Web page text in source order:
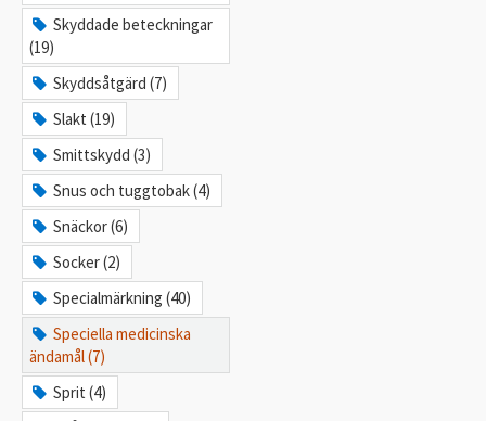
Skyddade beteckningar
(19)
Skyddsåtgärd (7)
Slakt (19)
Smittskydd (3)
Snus och tuggtobak (4)
Snäckor (6)
Socker (2)
Specialmärkning (40)
Speciella medicinska
ändamål (7)
Sprit (4)